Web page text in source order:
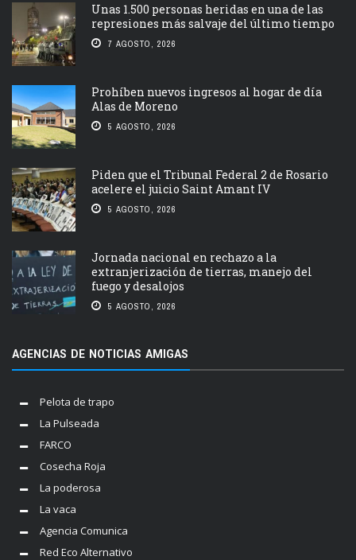
Unas 1.500 personas heridas en una de las
represiones más salvaje del último tiempo
7 AGOSTO, 2026
Prohíben nuevos ingresos al hogar de día
Alas de Moreno
5 AGOSTO, 2026
Piden que el Tribunal Federal 2 de Rosario
acelere el juicio Saint Amant IV
5 AGOSTO, 2026
Jornada nacional en rechazo a la
extranjerización de tierras, manejo del
fuego y desalojos
5 AGOSTO, 2026
AGENCIAS DE NOTICIAS AMIGAS
Pelota de trapo
La Pulseada
FARCO
Cosecha Roja
La poderosa
La vaca
Agencia Comunica
Red Eco Alternativo